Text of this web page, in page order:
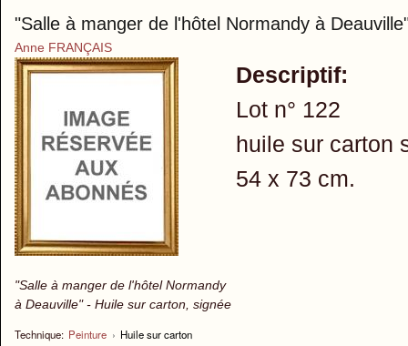
"Salle à manger de l'hôtel Normandy à
Anne FRANÇAIS
"Salle à manger de l'hôtel Normandy
à Deauville" - Huile sur carton, signée
Technique: Peinture › Huile sur carton
Descriptif:
Lot n° 122
huile sur carton
54 x 73 cm.